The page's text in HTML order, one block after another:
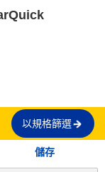
以規格篩選
儲存